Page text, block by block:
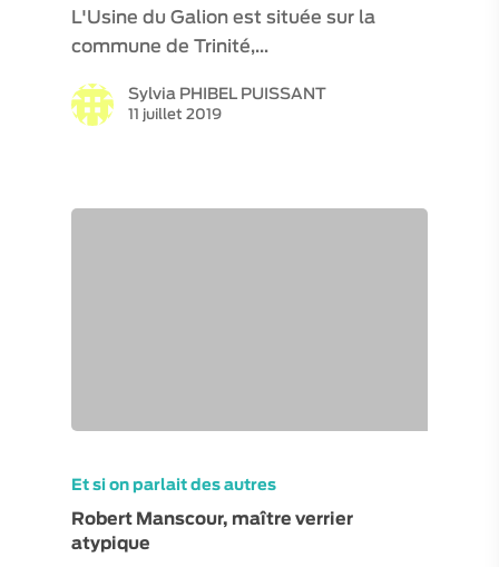
L'Usine du Galion est située sur la
commune de Trinité,…
Sylvia PHIBEL PUISSANT
11 juillet 2019
Et si on parlait des autres
Robert Manscour, maître verrier
atypique